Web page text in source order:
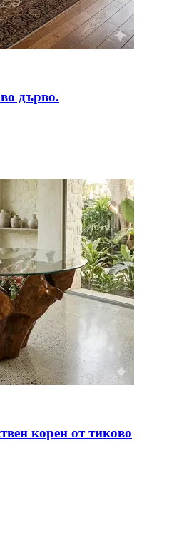
дърво.
корен от тиково